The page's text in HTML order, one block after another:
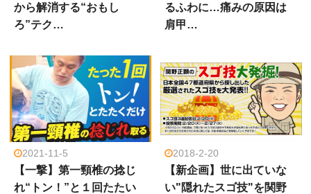
から解消する“おもし
ろ”テク…
るふわに…痛みの原因は
肩甲…
2021-11-5
【一撃】第一頸椎の捻じ
れ“トン！”と１回たたい
2018-2-20
【新企画】世に出ていな
い"隠れたスゴ技"を関野